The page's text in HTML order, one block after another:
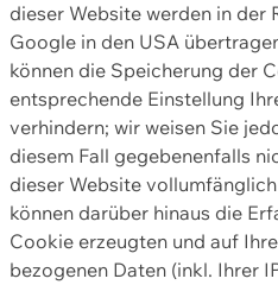
dieser Website werden in der
Google in den USA
können die Speicherung der
entsprechende Einstellung
verhindern; wir weisen Sie
diesem Fall gegebenenfalls
dieser Website
können darüber hinaus die
Cookie erzeugten und auf
bezogenen Daten (inkl. Ihrer